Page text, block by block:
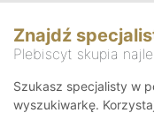
Znajdź
Plebiscyt skupia
Szukasz specjalisty w
wyszukiwarkę.